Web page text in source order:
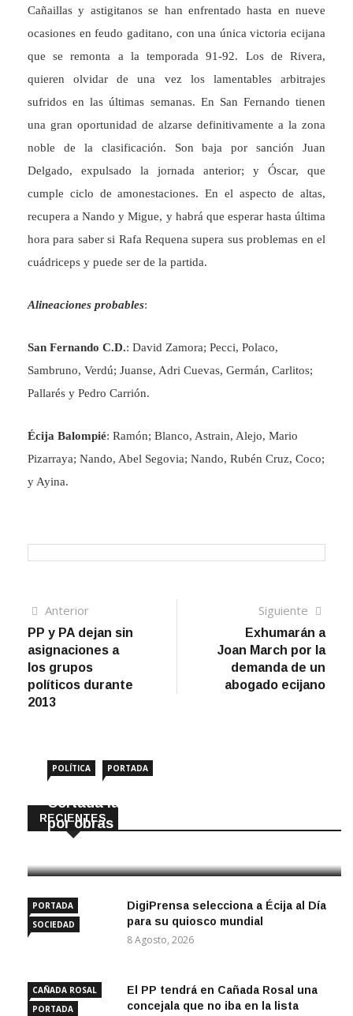
Cañaillas y astigitanos se han enfrentado hasta en nueve
ocasiones en feudo gaditano, con una única victoria ecijana
que se remonta a la temporada 91-92. Los de Rivera,
quieren olvidar de una vez los lamentables arbitrajes
sufridos en las últimas semanas. En San Fernando tienen
una gran oportunidad de alzarse definitivamente a la zona
noble de la clasificación. Son baja por sanción Juan
Delgado, expulsado la jornada anterior; y Óscar, que
cumple ciclo de amonestaciones. En el aspecto de altas,
recupera a Nando y Migue, y habrá que esperar hasta última
hora para saber si Rafa Requena supera sus problemas en el
cuádriceps y puede ser de la partida.
Alineaciones probables:
San Fernando C.D.: David Zamora; Pecci, Polaco,
Sambruno, Verdú; Juanse, Adri Cuevas, Germán, Carlitos;
Pallarés y Pedro Carrión.
Écija Balompié: Ramón; Blanco, Astrain, Alejo, Mario
Pizarraya; Nando, Abel Segovia; Nando, Rubén Cruz, Coco;
y Ayina.
Navegación
de
entradas
AnteriorArtículo
anterior
PP y PA dejan sin
asignaciones a
los grupos
políticos durante
2013
Siguiente
Exhumarán a
Joan March por la
demanda de un
abogado ecijano
RECIENTES
POLÍTICA PORTADA
Cortada la SE-9105 hacia La Montiela
por obras hasta final de año
PORTADA
SOCIEDAD
DigiPrensa selecciona a Écija al Día
para su quiosco mundial
8 Agosto, 2026
CAÑADA ROSAL
PORTADA
El PP tendrá en Cañada Rosal una
concejala que no iba en la lista